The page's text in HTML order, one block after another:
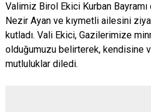
Valimiz Birol Ekici Kurban Bayramı
Nezir Ayan ve kıymetli ailesini
kutladı. Vali Ekici, Gazilerimize
olduğumuzu belirterek, kendisine
mutluluklar diledi.